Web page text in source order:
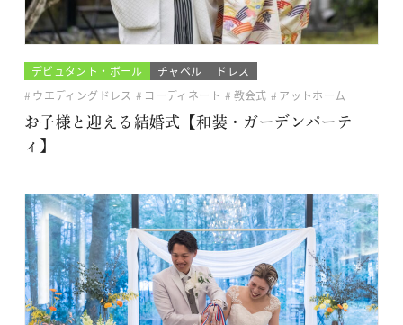
デビュタント・ボール チャペル
ドレス
ウエディングドレス
コーディネート 教会式
アットホーム
お子様と迎える結婚式【和装・ガーデンパーテ
ィ】